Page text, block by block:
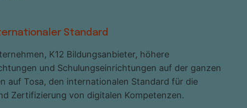
Standard
K12 Bildungsanbieter, höhere
und Schulungseinrichtungen auf der ganzen
auf Tosa, den internationalen Standard für die
Zertifizierung von digitalen Kompetenzen.